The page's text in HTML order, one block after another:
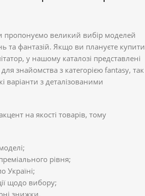
пропонуємо великий вибір моделей
та фантазій. Якщо ви плануєте купити
у нашому каталозі представлені
знайомства з категорією fantasy, так
варіанти з деталізованими
на якості товарів, тому
рівня;
Україні;
щодо вибору;
знижки.